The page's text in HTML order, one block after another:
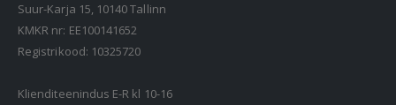
Suur-Karja 15, 10140 Tallinn
KMKR nr: EE100141652
Registrikood: 10325720
Klienditeenindus E-R kl 10-16